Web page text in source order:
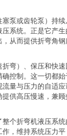
泵或齿轮泵）持续
系统。正是它产生
从而提供折弯角钢
弯）、保压和快速
控制。这一切都始
量与压力的自适应
供高压慢速，兼顾
个折弯机液压系统
，维持系统压力平